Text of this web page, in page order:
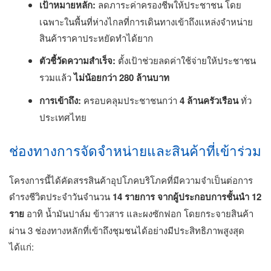
เป้าหมายหลัก: ลดภาระค่าครองชีพให้ประชาชน โดย
เฉพาะในพื้นที่ห่างไกลที่การเดินทางเข้าถึงแหล่งจำหน่าย
สินค้าราคาประหยัดทำได้ยาก
ตัวชี้วัดความสำเร็จ: ตั้งเป้าช่วยลดค่าใช้จ่ายให้ประชาชน
รวมแล้วไม่น้อยกว่า 280 ล้านบาท
การเข้าถึง: ครอบคลุมประชาชนกว่า 4 ล้านครัวเรือนทั่ว
ประเทศไทย
ช่องทางการจัดจำหน่ายและสินค้าที่เข้าร่วม
โครงการนี้ได้คัดสรรสินค้าอุปโภคบริโภคที่มีความจำเป็นต่อการ
ดำรงชีวิตประจำวันจำนวน 14 รายการ จากผู้ประกอบการชั้นนำ 12
ราย อาทิ น้ำมันปาล์ม ข้าวสาร และผงซักฟอก โดยกระจายสินค้า
ผ่าน 3 ช่องทางหลักที่เข้าถึงชุมชนได้อย่างมีประสิทธิภาพสูงสุด
ได้แก่: